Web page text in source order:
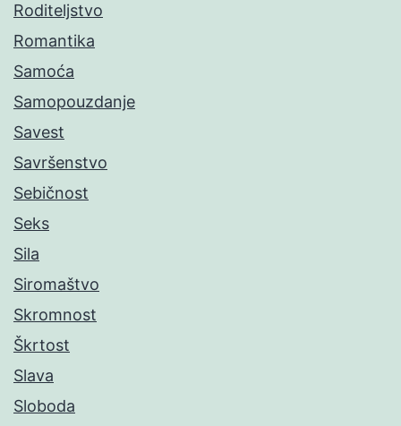
Roditeljstvo
Romantika
Samoća
Samopouzdanje
Savest
Savršenstvo
Sebičnost
Seks
Sila
Siromaštvo
Skromnost
Škrtost
Slava
Sloboda